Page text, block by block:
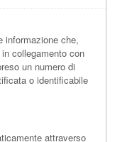
informazione che,
collegamento con
un numero di
o identificabile
attraverso